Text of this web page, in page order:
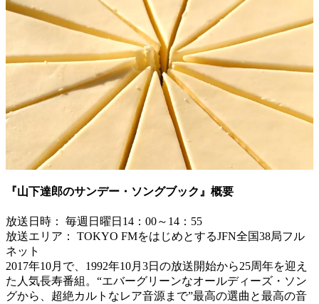
『山下達郎のサンデー・ソングブック』概要
放送日時： 毎週日曜日14：00～14：55
放送エリア： TOKYO FMをはじめとするJFN全国38局フル
ネット
2017年10月で、1992年10月3日の放送開始から25周年を迎え
た人気長寿番組。“エバーグリーンなオールディーズ・ソン
グから、超絶カルトなレア音源まで”最高の選曲と最高の音